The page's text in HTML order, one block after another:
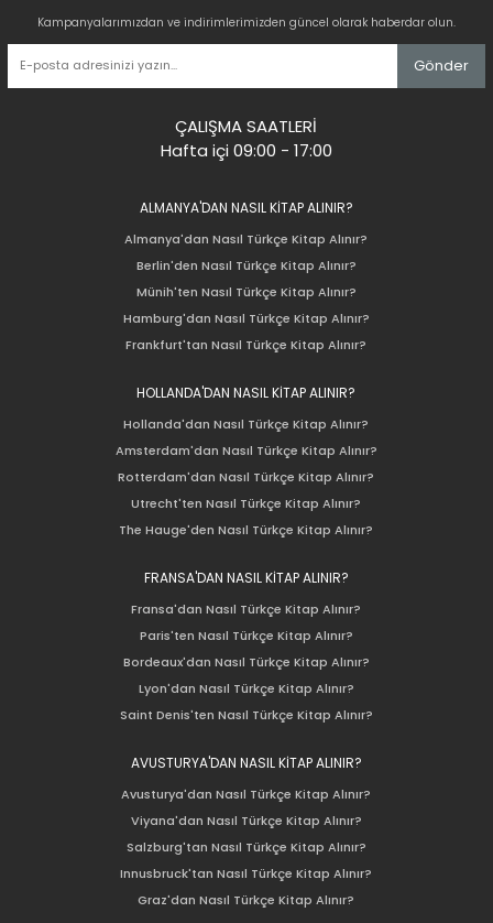
Kampanyalarımızdan ve indirimlerimizden güncel olarak haberdar olun.
Gönder
ÇALIŞMA SAATLERİ
Hafta içi 09:00 - 17:00
ALMANYA'DAN NASIL KİTAP ALINIR?
Almanya'dan Nasıl Türkçe Kitap Alınır?
Berlin'den Nasıl Türkçe Kitap Alınır?
Münih'ten Nasıl Türkçe Kitap Alınır?
Hamburg'dan Nasıl Türkçe Kitap Alınır?
Frankfurt'tan Nasıl Türkçe Kitap Alınır?
HOLLANDA'DAN NASIL KİTAP ALINIR?
Hollanda'dan Nasıl Türkçe Kitap Alınır?
Amsterdam'dan Nasıl Türkçe Kitap Alınır?
Rotterdam'dan Nasıl Türkçe Kitap Alınır?
Utrecht'ten Nasıl Türkçe Kitap Alınır?
The Hauge'den Nasıl Türkçe Kitap Alınır?
FRANSA'DAN NASIL KİTAP ALINIR?
Fransa'dan Nasıl Türkçe Kitap Alınır?
Paris'ten Nasıl Türkçe Kitap Alınır?
Bordeaux'dan Nasıl Türkçe Kitap Alınır?
Lyon'dan Nasıl Türkçe Kitap Alınır?
Saint Denis'ten Nasıl Türkçe Kitap Alınır?
AVUSTURYA'DAN NASIL KİTAP ALINIR?
Avusturya'dan Nasıl Türkçe Kitap Alınır?
Viyana'dan Nasıl Türkçe Kitap Alınır?
Salzburg'tan Nasıl Türkçe Kitap Alınır?
Innusbruck'tan Nasıl Türkçe Kitap Alınır?
Graz'dan Nasıl Türkçe Kitap Alınır?